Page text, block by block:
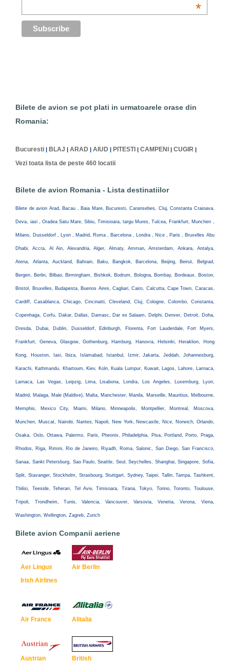
*
Bilete de avion se pot plati in urmatoarele orase din
Romania:
Bucuresti BLAJ |ARAD |AIUD PITESTI |CAMPENI |CUGIR
Vezi toata lista de peste 460 locatii
Bilete de avion Romania - Lista destinatiilor
Bilete de avion Arad, Bacau , Baia Mare, Bucuresti, Caransebes, Cluj, Constanta Craioava,
Deva, iasi , Oradea Satu Mare, Sibiu, Timisioara, targu Mures, Tulcea, Frankfurt, Munchen ,
Milano, Dusseldorf , Lyon , Madrid, Roma , Barcelona , Londra , Nice , Paris , Bruxelles Abu
Dhabi, Accra, Al Ain, Alexandria, Alger, Almaty, Amman, Amsterdam, Ankara, Antalya,
Atena, Atlanta, Auckland, Bahrain, Baku, Bangkok, Barcelona, Beijing, Beirut, Belgrad,
Bergen, Berlin, Bilbao, Birmingham, Bishkek, Bodrum, Bologna, Bombay, Bordeaux, Boston,
Bristol, Bruxelles, Budapesta, Buenos Aires, Cagliari, Cairo, Calcutta, Cape Town, Caracas,
Cardiff, Casablanca, Chicago, Cincinatti, Cleveland, Cluj, Cologne, Colombo, Constanta,
Copenhaga, Corfu, Dakar, Dallas, Damasc, Dar es Salaam, Delphi, Denver, Detroit, Doha,
Dresda, Dubai, Dublin, Dusseldorf, Edinburgh, Florenta, Fort Lauderdale, Fort Myers,
Frankfurt, Geneva, Glasgow, Gothenburg, Hamburg, Hanovra, Helsinki, Heraklion, Hong
Kong, Houston, Iasi, Ibiza, Islamabad, Istanbul, Izmir, Jakarta, Jeddah, Johannesburg,
Karachi, Kathmandu, Khartoum, Kiev, Koln, Kuala Lumpur, Kuwait, Lagos, Lahore, Larnaca,
Larnaca, Las Vegas, Leipzig, Lima, Lisabona, Londra, Los Angeles, Luxemburg, Lyon,
Madrid, Malaga, Male (Maldive), Malta, Manchester, Manila, Marseille, Mauritius, Melbourne,
Memphis, Mexico City, Miami, Milano, Minneapolis, Montpellier, Montreal, Moscova,
Munchen, Muscat, Nairobi, Nantes, Napoli, New York, Newcastle, Nice, Norwich, Orlando,
Osaka, Oslo, Ottawa, Palermo, Paris, Pheonix, Philadelphia, Pisa, Portland, Porto, Praga,
Rhodos, Riga, Rimini, Rio de Janeiro, Riyadh, Roma, Salonic, San Diego, San Francisco,
Sanaa, Sankt Petersburg, Sao Paulo, Seattle, Seul, Seychelles, Shanghai, Singapore, Sofia,
Split, Stavanger, Stockholm, Strasbourg, Stuttgart, Sydney, Taipei, Tallin, Tampa, Tashkent,
Tbilisi, Teeside, Teheran, Tel Aviv, Timisoara, Tirana, Tokyo, Torino, Toronto, Toulouse,
Tripoli, Trondheim, Tunis, Valencia, Vancouver, Varsovia, Venetia, Verona, Viena,
Washington, Wellington, Zagreb, Zurich
Bilete avion Companii aeriene
Aer Lingus
Irish Airlines
Air Berlin
Air France Alitalia
Austrian
British